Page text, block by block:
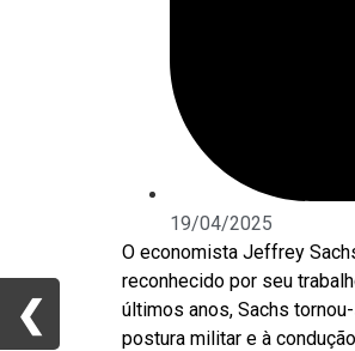
19/04/2025
O economista Jeffrey
reconhecido por seu
últimos anos, Sachs
postura militar e à
❮
❮